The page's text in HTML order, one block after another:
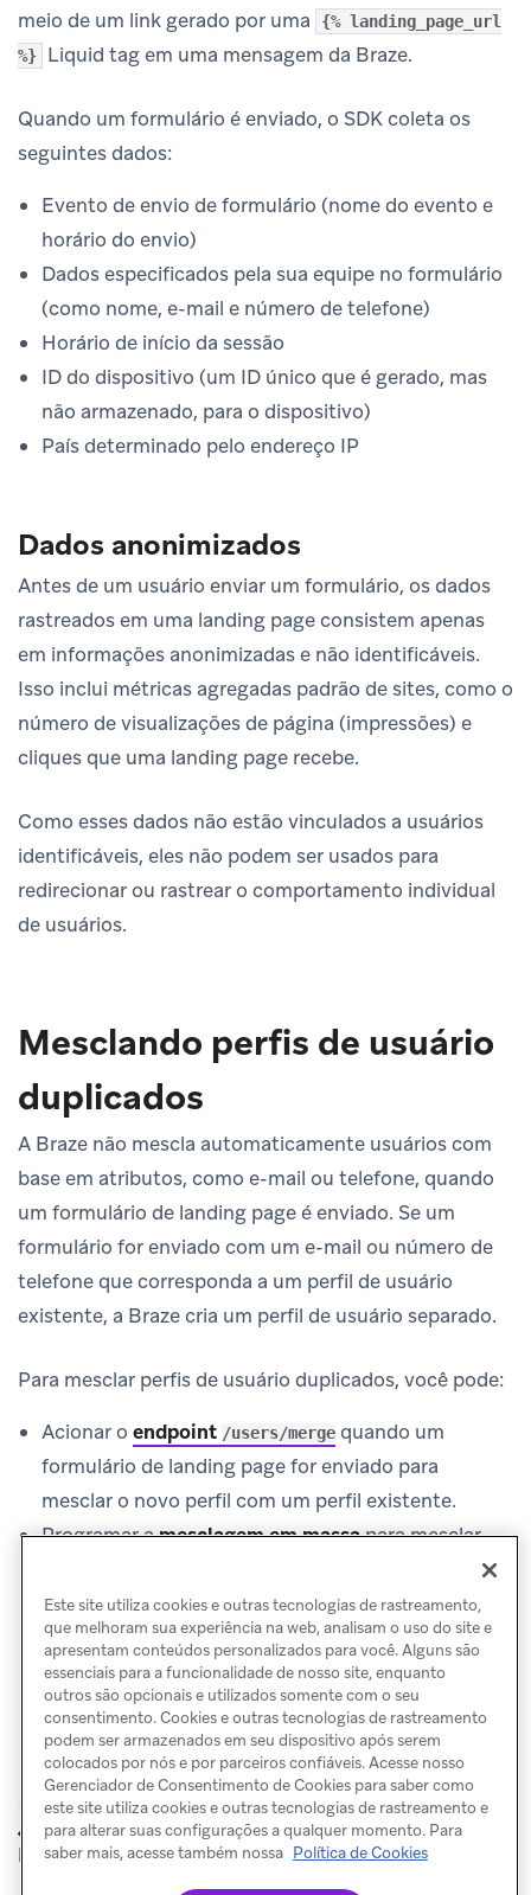
meio de um link gerado por uma
{% landing_page_url
%}
Liquid tag em uma mensagem da Braze.
Quando um formulário é enviado, o SDK coleta os
seguintes dados:
Evento de envio de formulário (nome do evento e
horário do envio)
Dados especificados pela sua equipe no formulário
(como nome, e-mail e número de telefone)
Horário de início da sessão
ID do dispositivo (um ID único que é gerado, mas
não armazenado, para o dispositivo)
País determinado pelo endereço IP
Dados anonimizados
Antes de um usuário enviar um formulário, os dados
rastreados em uma landing page consistem apenas
em informações anonimizadas e não identificáveis.
Isso inclui métricas agregadas padrão de sites, como o
número de visualizações de página (impressões) e
cliques que uma landing page recebe.
Como esses dados não estão vinculados a usuários
identificáveis, eles não podem ser usados para
redirecionar ou rastrear o comportamento individual
de usuários.
Mesclando perfis de usuário
duplicados
A Braze não mescla automaticamente usuários com
base em atributos, como e-mail ou telefone, quando
um formulário de landing page é enviado. Se um
formulário for enviado com um e-mail ou número de
telefone que corresponda a um perfil de usuário
existente, a Braze cria um perfil de usuário separado.
Para mesclar perfis de usuário duplicados, você pode:
Acionar o endpoint /users/merge quando um
formulário de landing page for enviado para
mesclar o novo perfil com um perfil existente.
Programar amesclagem em massapara mesclar
identificadores correspondentes.
ANTERIORPersonalizar
landing pages
Este site utiliza cookies e outras tecnologias de rastreamento,
que melhoram sua experiência na web, analisam o uso do site e
apresentam conteúdos personalizados para você. Alguns são
essenciais para a funcionalidade de nosso site, enquanto
outros são opcionais e utilizados somente com o seu
consentimento. Cookies e outras tecnologias de rastreamento
podem ser armazenados em seu dispositivo após serem
colocados por nós e por parceiros confiáveis. Acesse nosso
Gerenciador de Consentimento de Cookies para saber como
este site utiliza cookies e outras tecnologias de rastreamento e
para alterar suas configurações a qualquer momento. Para
saber mais, acesse também nossa Política de Cookies